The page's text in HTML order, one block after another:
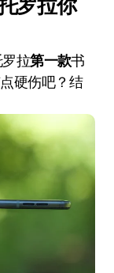
拉第一款书
硬伤吧？结